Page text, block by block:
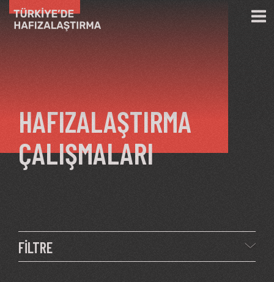
Ana içeriğe atla
HAFIZALAŞTIRMA
ÇALIŞMALARI
FİLTRE